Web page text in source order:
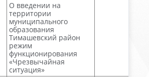
О введении на
территории
муниципального
образования
Тимашевский район
режим
функционирования
«Чрезвычайная
ситуация»